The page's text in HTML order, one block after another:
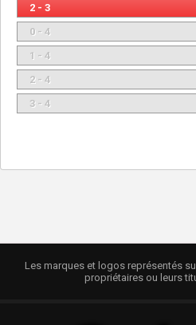
2 - 3
0 - 4
1 - 4
2 - 4
3 - 4
Les marques et logos représentés
propriétaires ou leurs